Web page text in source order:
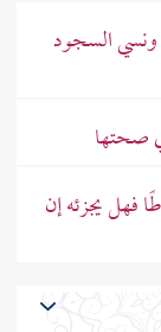
السجود
صحتها
يجزئه إن